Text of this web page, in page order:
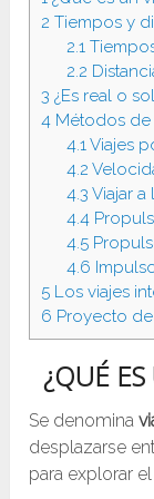
2 Tiempos y
2.1
2.2
3 ¿Es real o
4 Métodos de
4.1 Viajes
4.2
4.3 Viajar
4.4
4.5
4.6
5 Los viajes
6 Proyecto
¿QUÉ
Se denomina
desplazarse
para explorar